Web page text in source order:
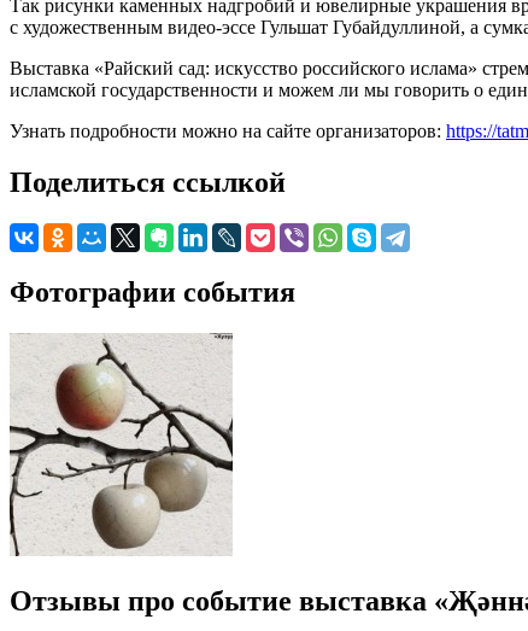
Так рисунки каменных надгробий и ювелирные украшения
с художественным видео-эссе Гульшат Губайдуллиной, а
Выставка «Райский сад: искусство российского ислама»
исламской государственности и можем ли мы говорить о
Узнать подробности можно на сайте организаторов: https://
Поделиться ссылкой
Фотографии события
Отзывы про событие выставка